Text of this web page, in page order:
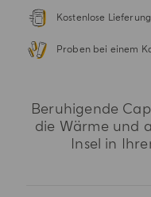
Kostenlose
Proben bei einem
Beruhigende
die Wärme und
Insel in